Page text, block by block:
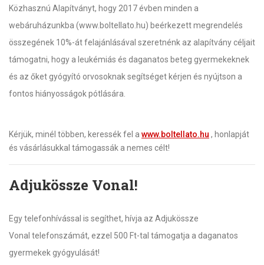
Közhasznú Alapítványt, hogy 2017 évben minden a
webáruházunkba (www.boltellato.hu) beérkezett megrendelés
összegének 10%-át felajánlásával szeretnénk az alapítvány céljait
támogatni, hogy a leukémiás és daganatos beteg gyermekeknek
és az őket gyógyító orvosoknak segítséget kérjen és nyújtson a
fontos hiányosságok pótlására.
Kérjük, minél többen, keressék fel a www.boltellato.hu , honlapját
és vásárlásukkal támogassák a nemes célt!
Adjukössze Vonal!
Egy telefonhívással is segíthet, hívja az Adjukössze
Vonal telefonszámát, ezzel 500 Ft-tal támogatja a daganatos
gyermekek gyógyulását!